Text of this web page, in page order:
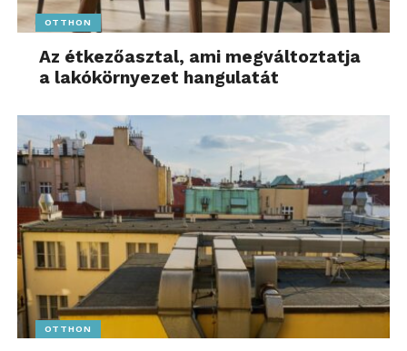
OTTHON
Az étkezőasztal, ami megváltoztatja
a lakókörnyezet hangulatát
OTTHON